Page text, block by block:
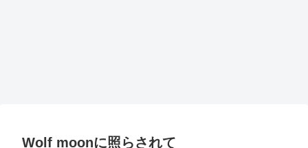
Wolf moonに照らされて